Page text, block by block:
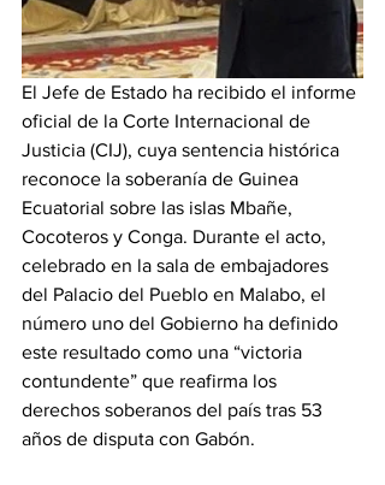
El Jefe de Estado ha recibido el informe
oficial de la Corte Internacional de
Justicia (CIJ), cuya sentencia histórica
reconoce la soberanía de Guinea
Ecuatorial sobre las islas Mbañe,
Cocoteros y Conga. Durante el acto,
celebrado en la sala de embajadores
del Palacio del Pueblo en Malabo, el
número uno del Gobierno ha definido
este resultado como una “victoria
contundente” que reafirma los
derechos soberanos del país tras 53
años de disputa con Gabón.